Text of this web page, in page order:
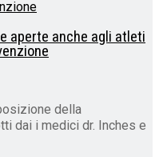
aperte anche agli atleti
della
dai i medici dr. Inches e